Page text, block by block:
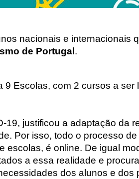
nacionais e internacionais
de Portugal .
Escolas, com 2 cursos a ser
19, justificou a adaptação da
Por isso, todo o processo
escolas, é online. De igual
a essa realidade e
dos alunos e dos